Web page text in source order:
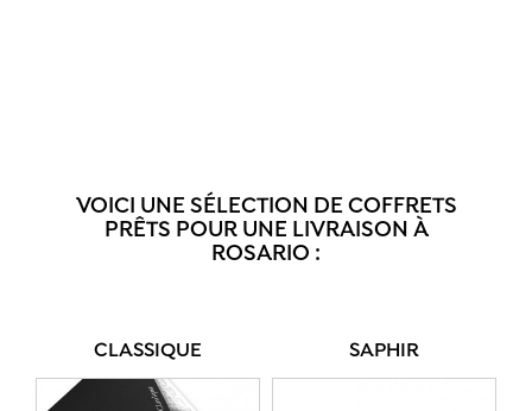
VOICI UNE SÉLECTION DE COFFRETS
PRÊTS POUR UNE LIVRAISON À
ROSARIO :
CLASSIQUE SAPHIR